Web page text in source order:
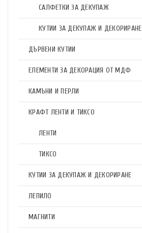
САЛФЕТКИ ЗА ДЕКУПАЖ
КУТИИ ЗА ДЕКУПАЖ И ДЕКОРИРАНЕ
ДЪРВЕНИ КУТИИ
ЕЛЕМЕНТИ ЗА ДЕКОРАЦИЯ ОТ МДФ
КАМЪНИ И ПЕРЛИ
КРАФТ ЛЕНТИ И ТИКСО
ЛЕНТИ
ТИКСО
КУТИИ ЗА ДЕКУПАЖ И ДЕКОРИРАНЕ
ЛЕПИЛО
МАГНИТИ